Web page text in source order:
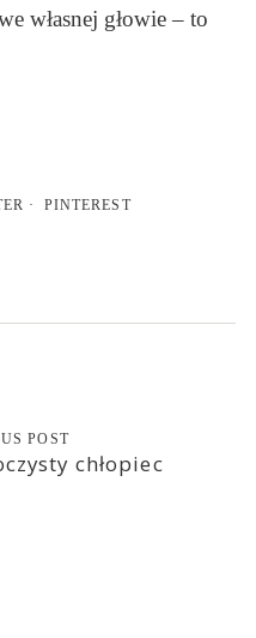
własnej głowie – to
PINTEREST
POST
chłopiec